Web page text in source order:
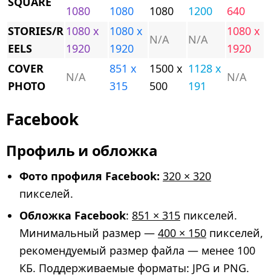
1080
1080
1080
1200
640
STORIES/R
EELS
1080 x
1920
1080 x
1920
N/A N/A
1080 x
1920
COVER
PHOTO
N/A
851 x
315
1500 x
500
1128 x
191
N/A
Facebook
Профиль и обложка
Фото профиля Facebook: 320 × 320
пикселей.
Обложка Facebook: 851 × 315 пикселей.
Минимальный размер — 400 × 150 пикселей,
рекомендуемый размер файла — менее 100
КБ. Поддерживаемые форматы: JPG и PNG.